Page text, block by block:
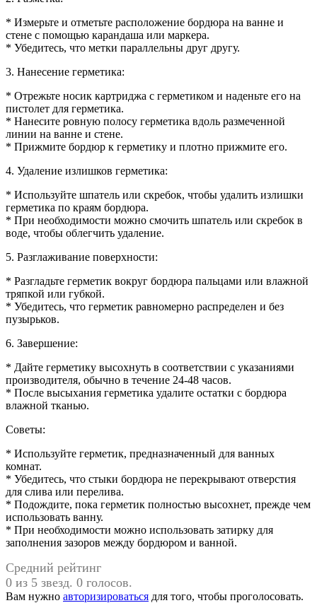
* Измерьте и отметьте расположение бордюра на ванне и
стене с помощью карандаша или маркера.
* Убедитесь, что метки параллельны друг другу.
3. Нанесение герметика:
* Отрежьте носик картриджа с герметиком и наденьте его на
пистолет для герметика.
* Нанесите ровную полосу герметика вдоль размеченной
линии на ванне и стене.
* Прижмите бордюр к герметику и плотно прижмите его.
4. Удаление излишков герметика:
* Используйте шпатель или скребок, чтобы удалить излишки
герметика по краям бордюра.
* При необходимости можно смочить шпатель или скребок в
воде, чтобы облегчить удаление.
5. Разглаживание поверхности:
* Разгладьте герметик вокруг бордюра пальцами или влажной
тряпкой или губкой.
* Убедитесь, что герметик равномерно распределен и без
пузырьков.
6. Завершение:
* Дайте герметику высохнуть в соответствии с указаниями
производителя, обычно в течение 24-48 часов.
* После высыхания герметика удалите остатки с бордюра
влажной тканью.
Советы:
* Используйте герметик, предназначенный для ванных
комнат.
* Убедитесь, что стыки бордюра не перекрывают отверстия
для слива или перелива.
* Подождите, пока герметик полностью высохнет, прежде чем
использовать ванну.
* При необходимости можно использовать затирку для
заполнения зазоров между бордюром и ванной.
Средний рейтинг
0 из 5 звезд. 0 голосов.
Вам нужно авторизироваться для того, чтобы проголосовать.